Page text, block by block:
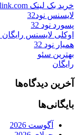
خرید بک لینک behtarinbacklink.com
لایسنس نود32
پسورد نود 32
اوکلی لایسنس رایگان
همیار نود 32
بهترین سئو
رایگان
آخرین دیدگاه‌ها
بایگانی‌ها
آگوست 2026